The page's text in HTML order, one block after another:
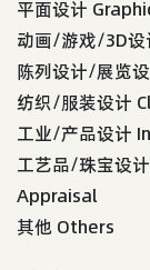
平面设计
动画/游戏/3D
陈列设计/展览
纺织/服装设计
工业/产品设计
工艺品/珠宝设
Appraisal
其他 Others